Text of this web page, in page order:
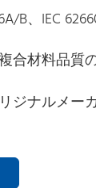
B、IEC
合材料品質
ジナルメー